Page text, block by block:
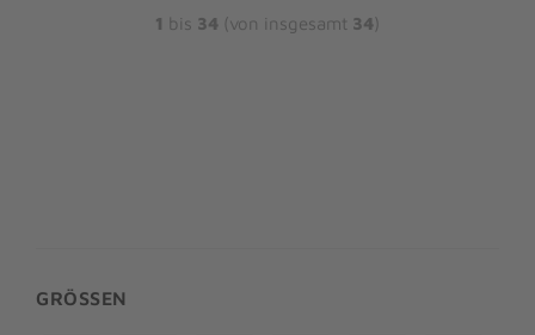
1 bis 34 (von insgesamt 34)
GRÖSSEN